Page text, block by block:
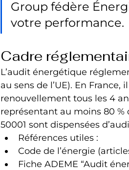
Group fédère
votre performance.
Cadre
L’audit énergétique
au sens de l’UE). En
renouvellement tous les 4
représentant au moins 80 %
50001 sont dispensées
Références utiles :
Code de l’énergie
Fiche ADEME “Audit